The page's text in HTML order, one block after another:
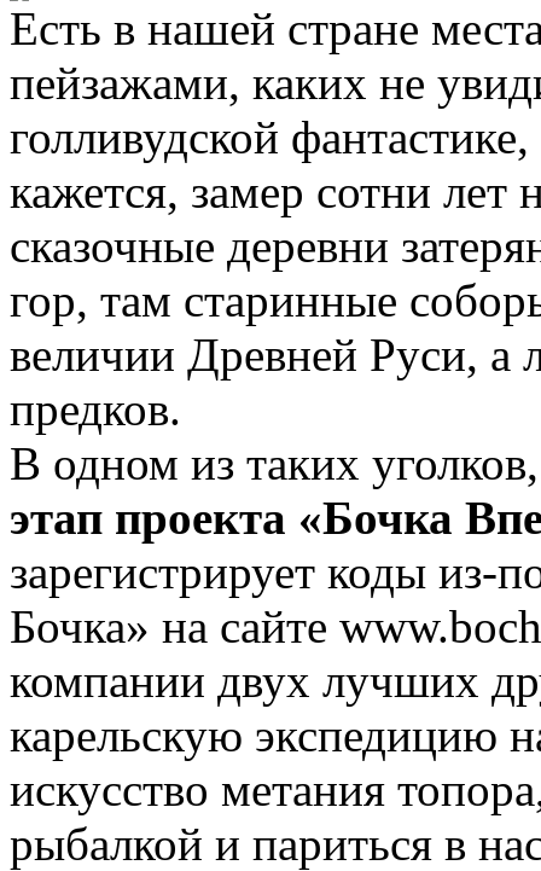
Есть в нашей стране
пейзажами, каких не
голливудской
кажется, замер сотни лет
сказочные деревни
гор, там старинные
величии Древней Руси, а
предков.
В одном из таких
этап проекта «Бочка
зарегистрирует коды из-
Бочка» на сайте
компании двух лучших
карельскую экспедицию
искусство метания
рыбалкой и париться в